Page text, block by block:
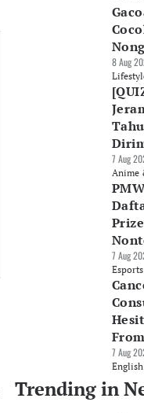
8 Aug
7 Aug
Anime
7 Aug
Esports
7 Aug
English
Trending in